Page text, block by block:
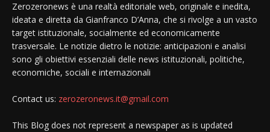
Zerozeronews è una realtà editoriale web, originale e inedita,
ideata e diretta da Gianfranco D’Anna, che si rivolge a un vasto
target istituzionale, socialmente ed economicamente
trasversale. Le notizie dietro le notizie: anticipazioni e analisi
sono gli obiettivi essenziali delle news istituzionali, politiche,
economiche, sociali e internazionali
Contact us: zerozeronews.it@gmail.com
This Blog does not represent a newspaper as is updated